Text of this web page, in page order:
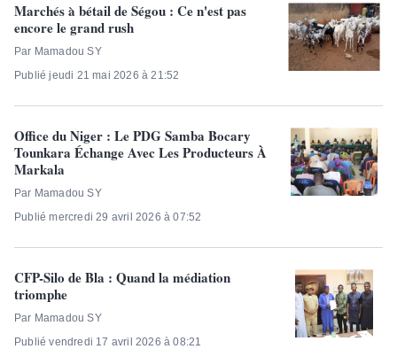
Marchés à bétail de Ségou : Ce n'est pas
encore le grand rush
Par Mamadou SY
Publié jeudi 21 mai 2026 à 21:52
Office du Niger : Le PDG Samba Bocary
Tounkara Échange Avec Les Producteurs À
Markala
Par Mamadou SY
Publié mercredi 29 avril 2026 à 07:52
CFP-Silo de Bla : Quand la médiation
triomphe
Par Mamadou SY
Publié vendredi 17 avril 2026 à 08:21